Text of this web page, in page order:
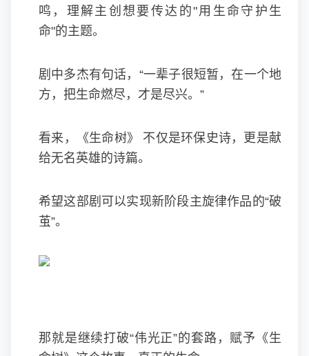
鸣，理解主创想要传达的"用生命守护生
命"的主题。
剧中多杰有句话，“一辈子很短暂，在一个地
方，把生命燃尽，才是尽兴。”
看来，《生命树》 不仅是环保史诗，更是献
给无名英雄的诗篇。
希望这部剧可以实现新阶段主旋律作品的“破
茧”。
那就是继续打破“伟光正”的套路，赋予《生